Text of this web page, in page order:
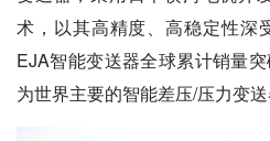
术，以其高精度、高稳定性深
EJA智能变送器全球累计销量
为世界主要的智能差压/压力变送